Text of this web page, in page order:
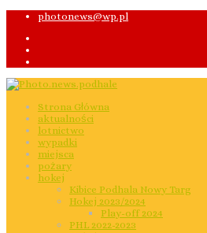
photonews@wp.pl
Strona Główna
aktualności
lotnictwo
wypadki
miejsca
pożary
hokej
Kibice Podhala Nowy Targ
Hokej 2023/2024
Play-off 2024
PHL 2022-2023